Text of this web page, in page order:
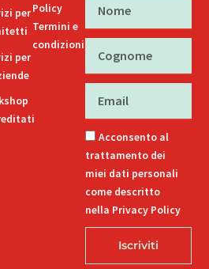
per
per
Policy
Termini e
condizioni
Acconsento al
trattamento dei
miei dati personali
come descritto
nella Privacy Policy
Iscriviti